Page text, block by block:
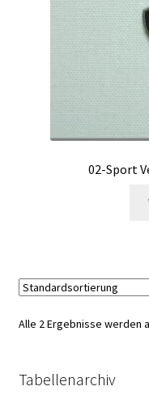
02-Sport
Alle 2 Ergebnisse werden
Tabellenarchiv